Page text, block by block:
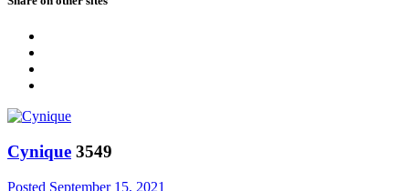
Cynique 3549
Posted September 15, 2021